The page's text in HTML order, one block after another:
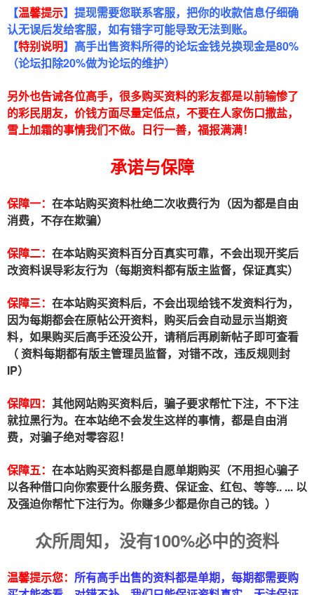
【温馨提示】提现需要您联系客服，把你的收款信息仔细确
认无误后发给客服，如有错字可能导致无法到账。
【特别说明】高手出售资料所得的论坛金钱兑换现金是80%
（论坛扣除20%做为论坛的维护）
另外也告诫各位高手，很多购买资料的彩友都是以前输惨了
的彩民朋友，价钱方面尽量定低点，不要在人家伤口撒盐，
雪上加霜的事情我们不做。日行一善，福报满满！
承诺与保障
保障一： 在本站购买资料杜绝二次收费行为（因为都是自由
消费，不存在欺骗）
保障二： 在本站购买资料百分百真实可靠，不会出现开奖后
改资料误导彩友行为（每期资料都有版主监督，保证真实）
保障三： 在本站购买资料后，不会出现给钱不发资料行为，
因为每期都会在原帖公开资料，购买后会自动显示当期资
料，如果购买后高手还没公开，请稍后再刷新帖子即可查看
（ 资料每期都有版主管理员监督，对错不改，违反规则封
IP）
保障四： 其他网站购买资料后，骗子要求帮忙下注，不下注
就拉黑行为。在本站绝不会发生这样的事情，都是自由消
费，对骗子绝对零容忍！
保障五： 在本站购买资料都是自愿单期购买（不用担心骗子
以各种借口向你索要什么服务费、保证金、红包、等等.. ... 以
及强迫你帮忙下注行为。你赚多少都是你自己的钱。）
众所周知，没有100%必中的资料
温馨提示您： 所有高手出售的资料都是单期，每期都需要购